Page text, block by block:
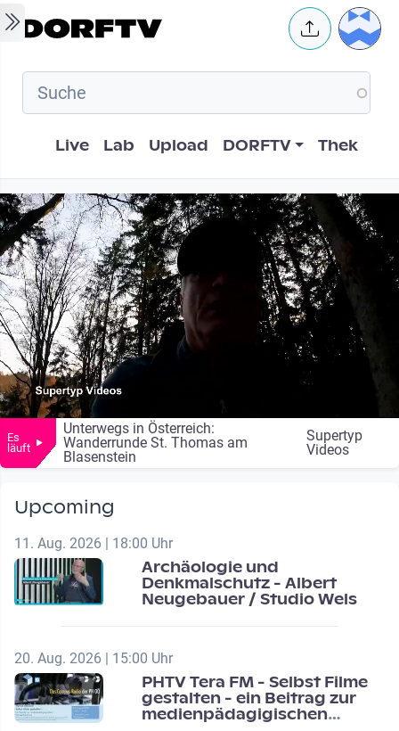
Skip to main content User
Hauptnavigation
Live Lab Upload DORFTV Thek
Es
läuft
Unterwegs in Österreich:
Wanderrunde St. Thomas am
Blasenstein
Supertyp
Videos
Upcoming
11. Aug. 2026 | 18:00 Uhr
Archäologie und
Denkmalschutz - Albert
Neugebauer / Studio Wels
20. Aug. 2026 | 15:00 Uhr
PHTV Tera FM - Selbst Filme
gestalten - ein Beitrag zur
medienpädagigischen